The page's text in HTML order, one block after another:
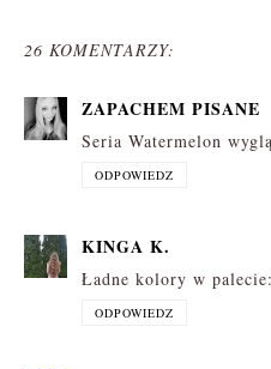
26 KOMENTARZY:
ZAPACHEM PISANE
Seria Watermelon
ODPOWIEDZ
KINGA K.
Ładne kolory w
ODPOWIEDZ